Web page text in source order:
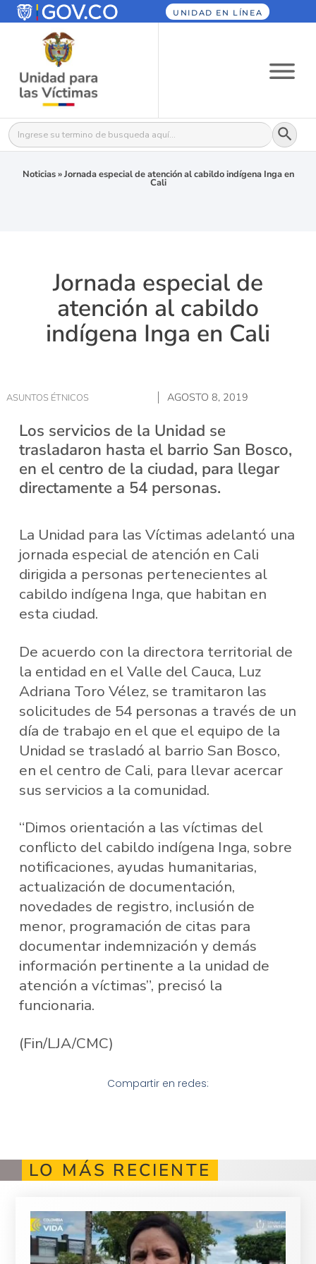
UNIDAD EN LÍNEA
Buscar: Botón
Noticias»Jornada especial de atención al cabildo indígena Inga en
Cali
Jornada especial de
atención al cabildo
indígena Inga en Cali
ASUNTOS ÉTNICOS AGOSTO 8, 2019
Los servicios de la Unidad se
trasladaron hasta el barrio San Bosco,
en el centro de la ciudad, para llegar
directamente a 54 personas.
La Unidad para las Víctimas adelantó una
jornada especial de atención en Cali
dirigida a personas pertenecientes al
cabildo indígena Inga, que habitan en
esta ciudad.
De acuerdo con la directora territorial de
la entidad en el Valle del Cauca, Luz
Adriana Toro Vélez, se tramitaron las
solicitudes de 54 personas a través de un
día de trabajo en el que el equipo de la
Unidad se trasladó al barrio San Bosco,
en el centro de Cali, para llevar acercar
sus servicios a la comunidad.
“Dimos orientación a las víctimas del
conflicto del cabildo indígena Inga, sobre
notificaciones, ayudas humanitarias,
actualización de documentación,
novedades de registro, inclusión de
menor, programación de citas para
documentar indemnización y demás
información pertinente a la unidad de
atención a víctimas”, precisó la
funcionaria.
(Fin/LJA/CMC)
Compartir en redes:
LO MÁS RECIENTE